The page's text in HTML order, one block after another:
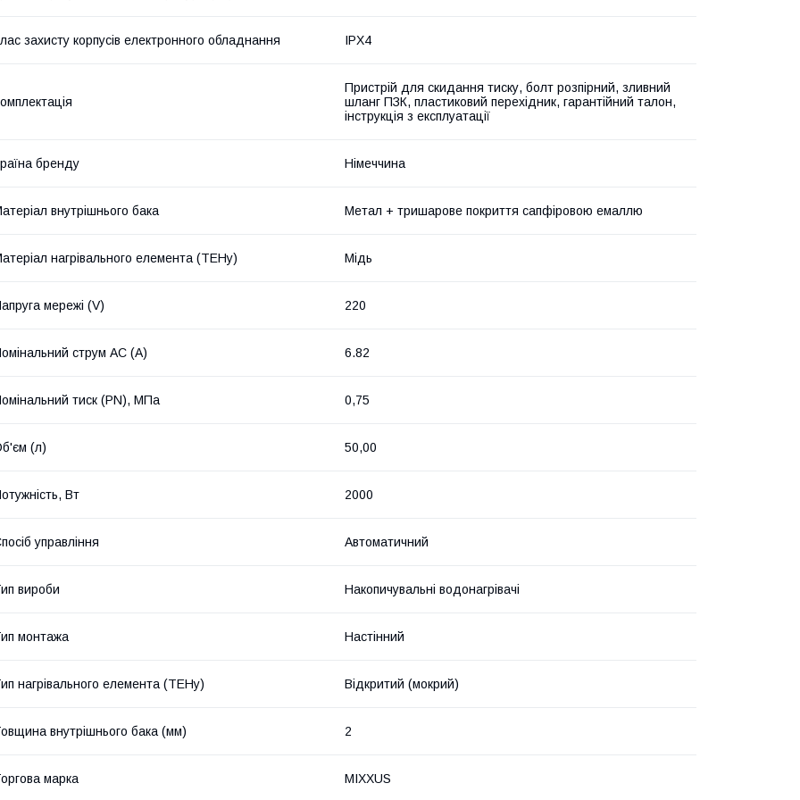
захисту корпусів електронного обладнання IPX4
Пристрій для скидання тиску, болт розпірний, зливний
шланг ПЗК, пластиковий перехідник, гарантійний талон,
інструкція з експлуатації
бренду Німеччина
внутрішнього бака Метал + тришарове покриття сапфіровою емаллю
нагрівального елемента (ТЕНу) Мідь
мережі (V) 220
струм AC (A) 6.82
тиск (PN), МПа 0,75
(л) 50,00
Вт 2000
управління Автоматичний
вироби Накопичувальні водонагрівачі
монтажа Настінний
нагрівального елемента (ТЕНу) Відкритий (мокрий)
внутрішнього бака (мм) 2
марка MIXXUS